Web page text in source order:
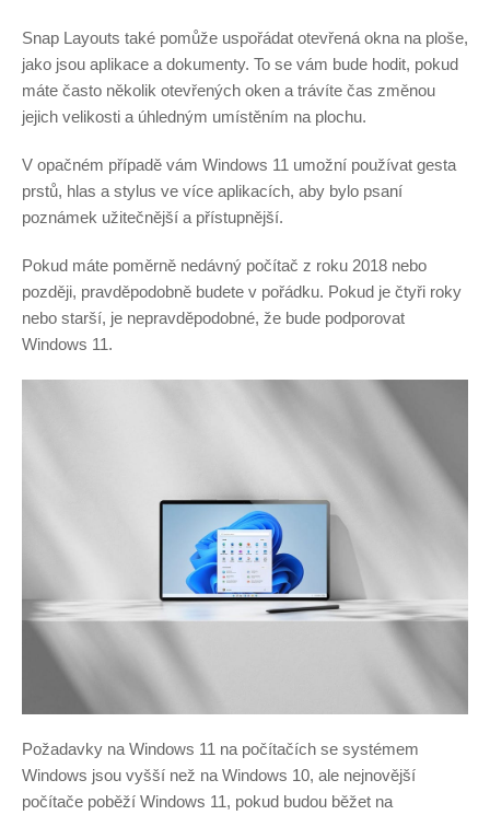
Snap Layouts také pomůže uspořádat otevřená okna na ploše,
jako jsou aplikace a dokumenty. To se vám bude hodit, pokud
máte často několik otevřených oken a trávíte čas změnou
jejich velikosti a úhledným umístěním na plochu.
V opačném případě vám Windows 11 umožní používat gesta
prstů, hlas a stylus ve více aplikacích, aby bylo psaní
poznámek užitečnější a přístupnější.
Pokud máte poměrně nedávný počítač z roku 2018 nebo
později, pravděpodobně budete v pořádku. Pokud je čtyři roky
nebo starší, je nepravděpodobné, že bude podporovat
Windows 11.
Požadavky na Windows 11 na počítačích se systémem
Windows jsou vyšší než na Windows 10, ale nejnovější
počítače poběží Windows 11, pokud budou běžet na